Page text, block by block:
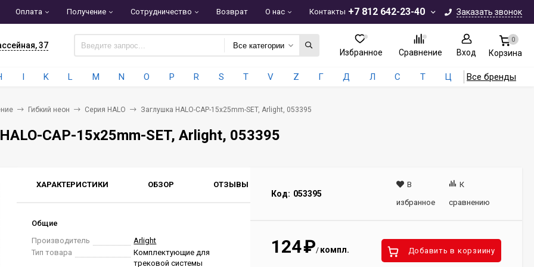
+7 812 642-23-40 Заказать звонок
Оплата Получение Сотрудничество Возврат О нас Контакты
37 Все категории
Избранное Сравнение Вход
0
Корзина
I K L M N O P R S T V Z Г Д Л С Т Ц Все бренды
Гибкий неон Серия HALO Заглушка HALO-CAP-15x25mm-SET, Arlight, 053395
CAP-15x25mm-SET, Arlight, 053395
ХАРАКТЕРИСТИКИ ОБЗОР ОТЗЫВЫ
Общие
Производитель
Arlight
Тип товара
Комплектующие для
трековой системы
Код: 053395
В
избранное
К
сравнению
124₽/ компл. Добавить в корзиину